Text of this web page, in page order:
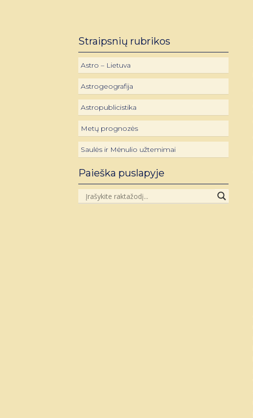
Straipsnių rubrikos
Astro – Lietuva
Astrogeografija
Astropublicistika
Metų prognozės
Saulės ir Mėnulio užtemimai
Paieška puslapyje